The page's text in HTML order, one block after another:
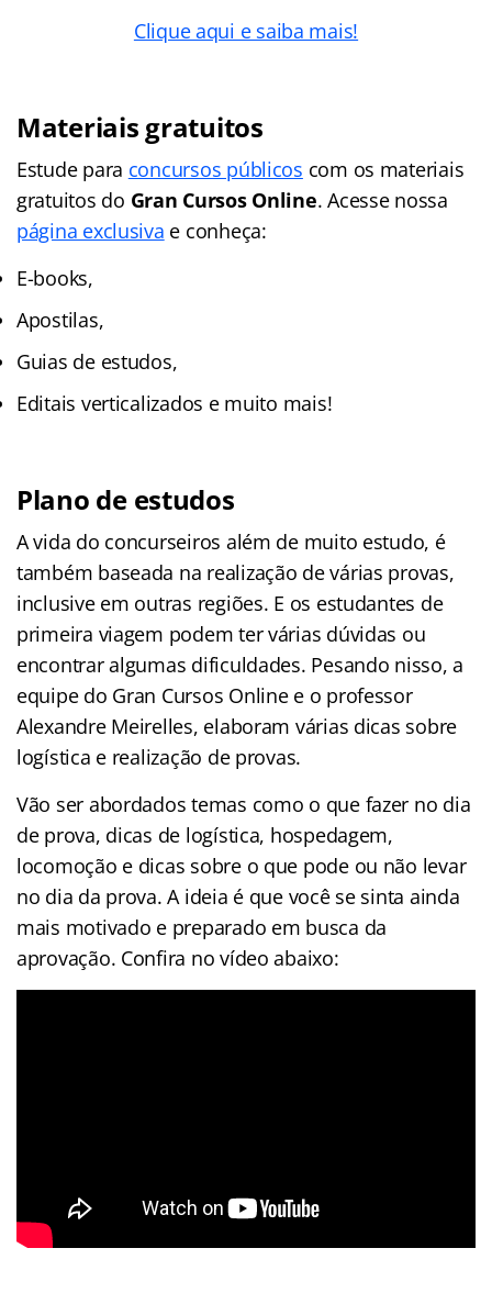
Clique aqui e saiba mais!
Materiais gratuitos
Estude para concursos públicos com os materiais
gratuitos do Gran Cursos Online. Acesse nossa
página exclusiva e conheça:
E-books,
Apostilas,
Guias de estudos,
Editais verticalizados e muito mais!
Plano de estudos
A vida do concurseiros além de muito estudo, é
também baseada na realização de várias provas,
inclusive em outras regiões. E os estudantes de
primeira viagem podem ter várias dúvidas ou
encontrar algumas dificuldades. Pesando nisso, a
equipe do Gran Cursos Online e o professor
Alexandre Meirelles, elaboram várias dicas sobre
logística e realização de provas.
Vão ser abordados temas como o que fazer no dia
de prova, dicas de logística, hospedagem,
locomoção e dicas sobre o que pode ou não levar
no dia da prova. A ideia é que você se sinta ainda
mais motivado e preparado em busca da
aprovação. Confira no vídeo abaixo: